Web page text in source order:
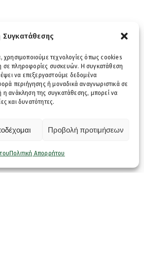
Συγκατάθεσης
χρησιμοποιούμε τεχνολογίες όπως cookies
σε πληροφορίες συσκευών. Η συγκατάθεση
να επεξεργαστούμε δεδομένα
περιήγησης ή μοναδικά αναγνωριστικά σε
ανάκληση της συγκατάθεσης, μπορεί να
και δυνατότητες.
Προβολή προτιμήσεων
Πολιτική Απορρήτου